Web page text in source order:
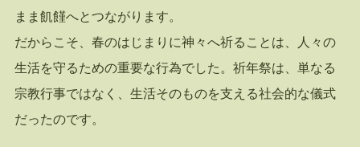
まま飢饉へとつながります。
だからこそ、春のはじまりに神々へ祈ることは、人々の
生活を守るための重要な行為でした。祈年祭は、単なる
宗教行事ではなく、生活そのものを支える社会的な儀式
だったのです。